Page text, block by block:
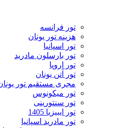
تور فرانسه
هزینه تور یونان
تور اسپانیا
تور بارسلون مادرید
تور اروپا
تور آتن یونان
مجری مستقیم تور
تور میکونوس
تور سنتورینی
تور ایبیزیا 1405
تور مادرید اسپانیا